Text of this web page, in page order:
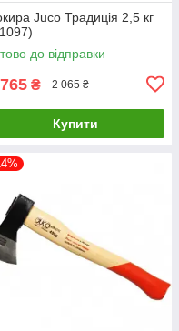
Juco Традиція 2,5 кг
до відправки
₴ 2 065 ₴
Купити